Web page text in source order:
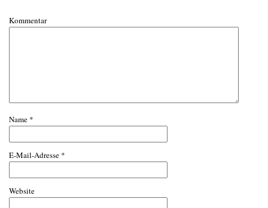
Kommentar
Name *
E-Mail-Adresse *
Website